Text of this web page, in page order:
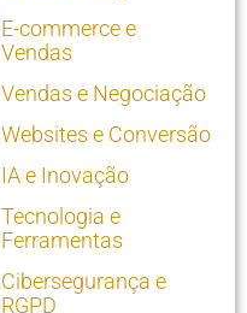
E-commerce e
Vendas
Vendas e Negociação
Websites e Conversão
IA e Inovação
Tecnologia e
Ferramentas
Cibersegurança e
RGPD